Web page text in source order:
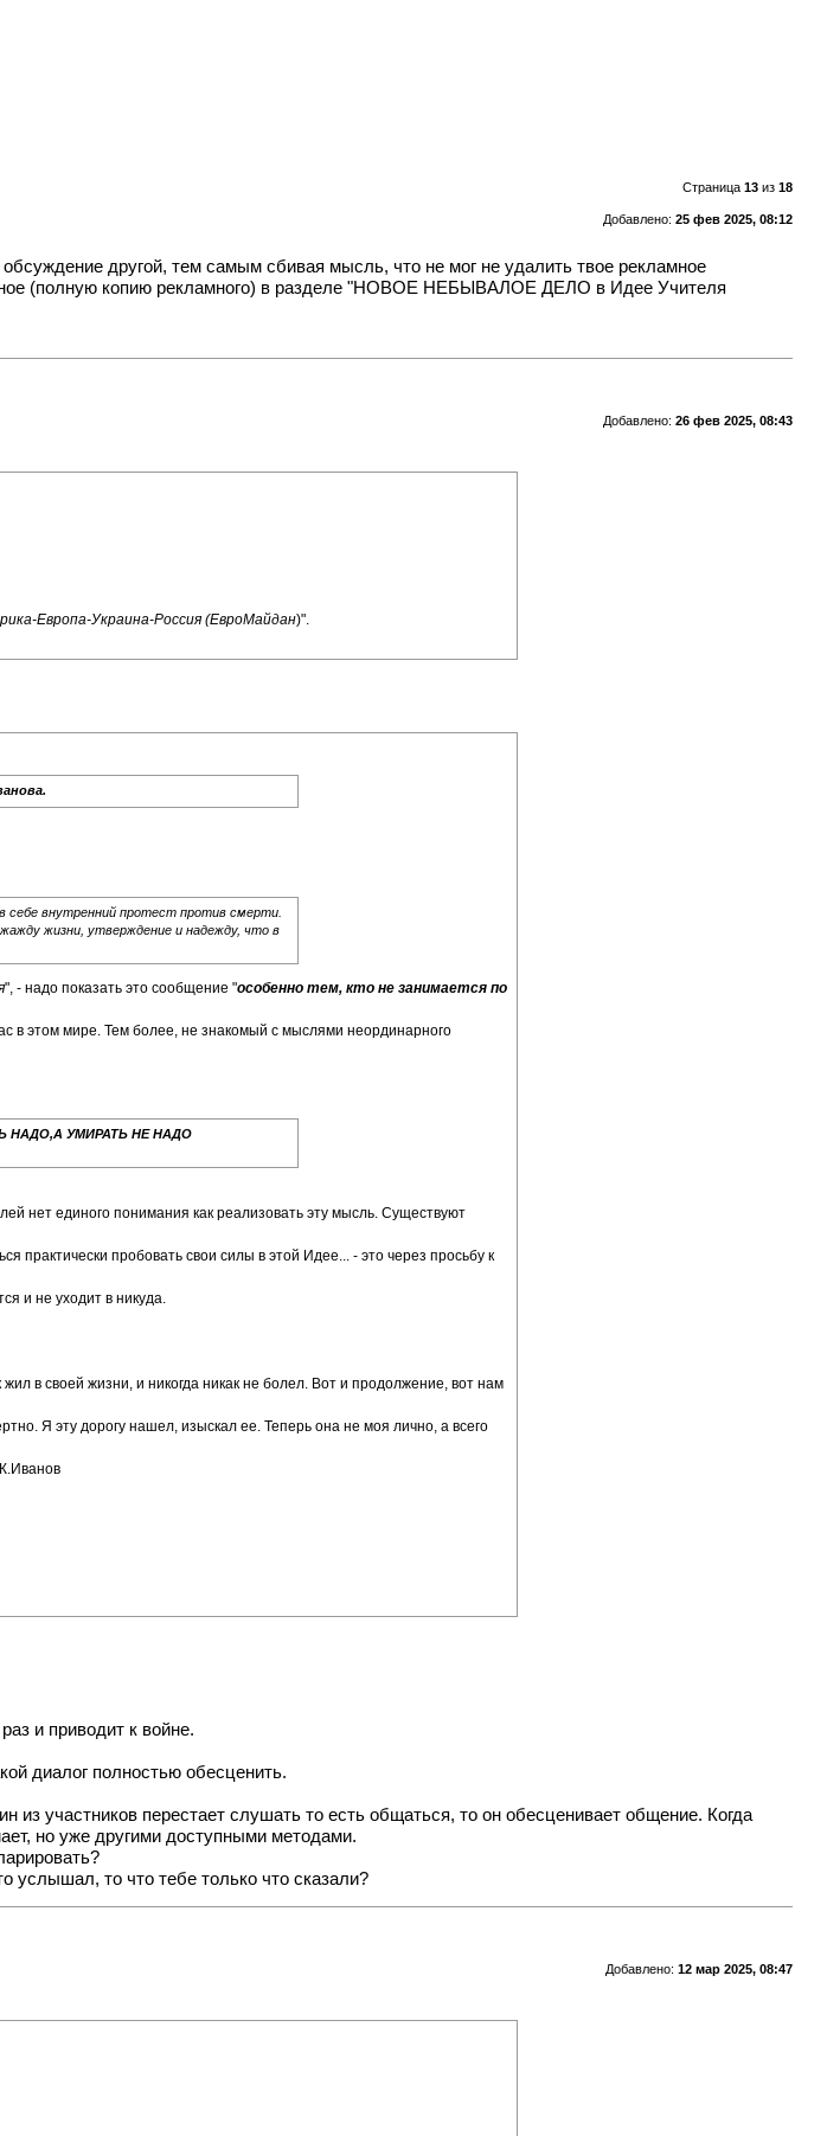
Страница 13из 18
Добавлено: 25 фев 2025, 08:12
другой, тем самым сбивая мысль, что не мог не удалить твое рекламное
(полную копию рекламного) в разделе "НОВОЕ НЕБЫВАЛОЕ ДЕЛО в Идее Учителя
Добавлено: 26 фев 2025, 08:43
Европа-Украина-Россия (ЕвроМайдан)".
себе внутренний протест против смерти.
жизни, утверждение и надежду, что в
", - надо показать это сообщение "особенно тем, кто не занимается по
в этом мире. Тем более, не знакомый с мыслями неординарного
НАДО,А УМИРАТЬ НЕ НАДО
нет единого понимания как реализовать эту мысль. Существуют
практически пробовать свои силы в этой Идее... - это через просьбу к
и не уходит в никуда.
в своей жизни, и никогда никак не болел. Вот и продолжение, вот нам
Я эту дорогу нашел, изыскал ее. Теперь она не моя лично, а всего
и приводит к войне.
диалог полностью обесценить.
из участников перестает слушать то есть общаться, то он обесценивает общение. Когда
но уже другими доступными методами.
услышал, то что тебе только что сказали?
Добавлено: 12 мар 2025, 08:47